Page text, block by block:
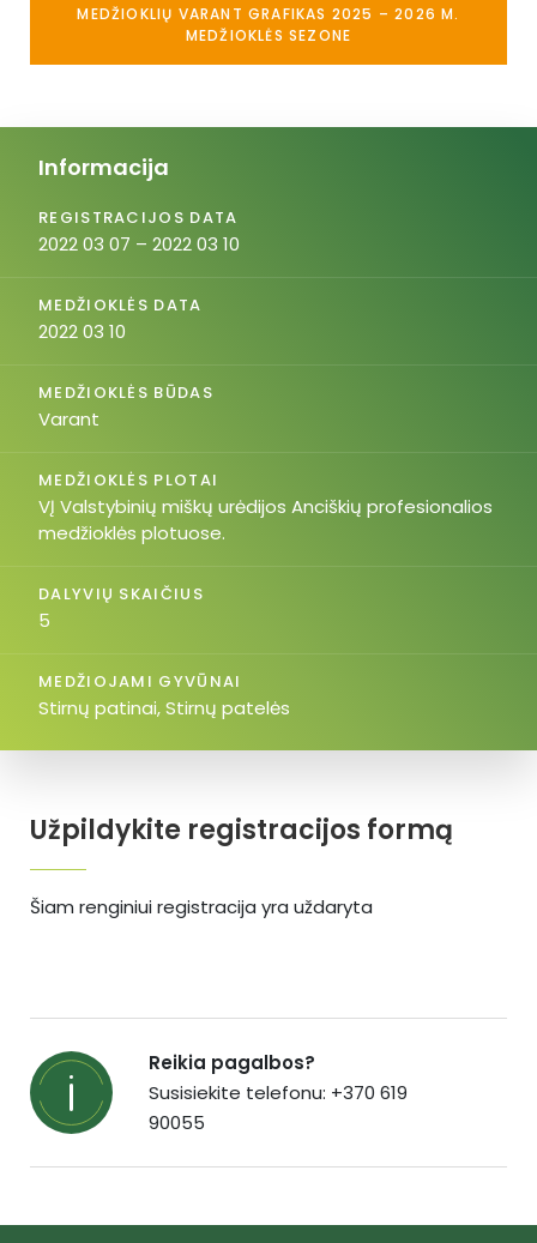
MEDŽIOKLIŲ VARANT GRAFIKAS 2025 – 2026 M.
MEDŽIOKLĖS SEZONE
Užpildykite registracijos formą
Šiam renginiui registracija yra uždaryta
Informacija
REGISTRACIJOS DATA
2022 03 07 – 2022 03 10
MEDŽIOKLĖS DATA
2022 03 10
MEDŽIOKLĖS BŪDAS
Varant
MEDŽIOKLĖS PLOTAI
VĮ Valstybinių miškų urėdijos Anciškių profesionalios
medžioklės plotuose.
DALYVIŲ SKAIČIUS
5
MEDŽIOJAMI GYVŪNAI
Stirnų patinai, Stirnų patelės
Reikia pagalbos?
Susisiekite telefonu: +370 619
90055